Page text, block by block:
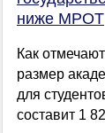
ниже МРОТ
Как
размер
для
составит 1